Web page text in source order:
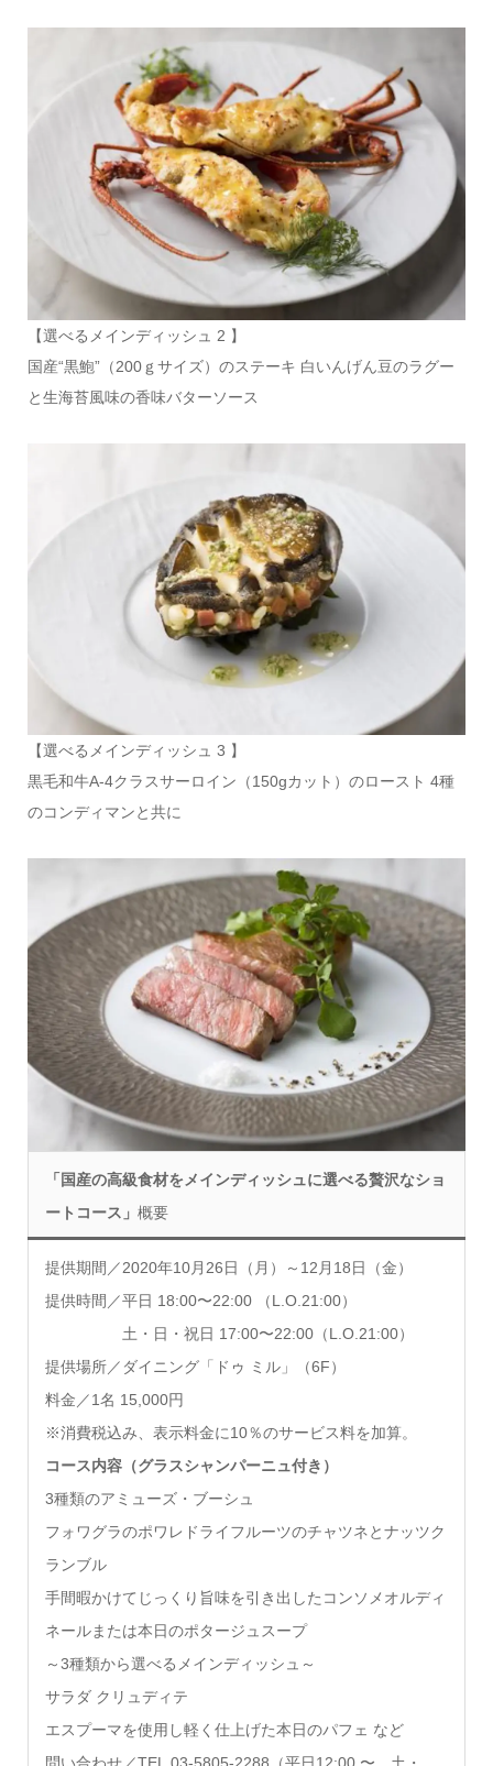
【選べるメインディッシュ 2 】
国産“黒鮑”（200ｇサイズ）のステーキ 白いんげん豆のラグー
と生海苔風味の香味バターソース
【選べるメインディッシュ 3 】
黒毛和牛A-4クラスサーロイン（150gカット）のロースト 4種
のコンディマンと共に
「国産の高級食材をメインディッシュに選べる贅沢なショ
ートコース」 概要
提供期間／2020年10月26日（月）～12月18日（金）
提供時間／平日 18:00〜22:00 （L.O.21:00）
土・日・祝日 17:00〜22:00（L.O.21:00）
提供場所／ダイニング「ドゥ ミル」（6F）
料金／1名 15,000円
※消費税込み、表示料金に10％のサービス料を加算。
コース内容（グラスシャンパーニュ付き）
3種類のアミューズ・ブーシュ
フォワグラのポワレドライフルーツのチャツネとナッツク
ランブル
手間暇かけてじっくり旨味を引き出したコンソメオルディ
ネールまたは本日のポタージュスープ
～3種類から選べるメインディッシュ～
サラダ クリュディテ
エスプーマを使用し軽く仕上げた本日のパフェ など